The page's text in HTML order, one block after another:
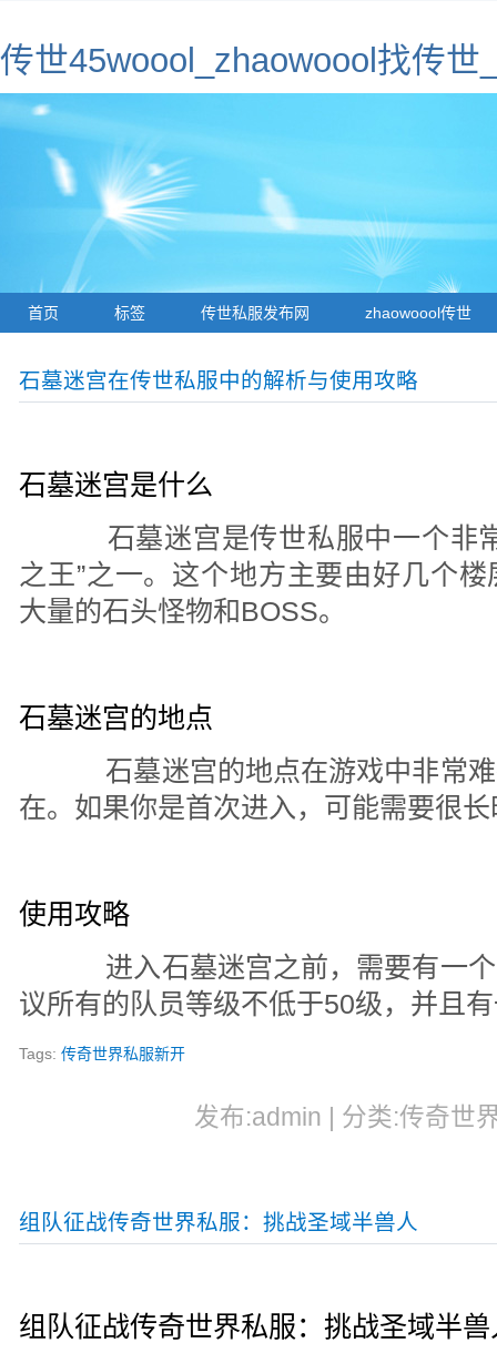
传世45woool_zhaowoool找传
首页 标签 传世私服发布网 zhaowoool传世
石墓迷宫在传世私服中的解析与使用攻略
石墓迷宫是什么
石墓迷宫是传世私服中一个非
之王”之一。这个地方主要由好几个
大量的石头怪物和BOSS。
石墓迷宫的地点
石墓迷宫的地点在游戏中非常难
在。如果你是首次进入，可能需要很
使用攻略
进入石墓迷宫之前，需要有一个
议所有的队员等级不低于50级，并且
Tags:传奇世界私服新开
发布:admin | 分类:传奇世
组队征战传奇世界私服：挑战圣域半兽人
组队征战传奇世界私服：挑战圣域半兽